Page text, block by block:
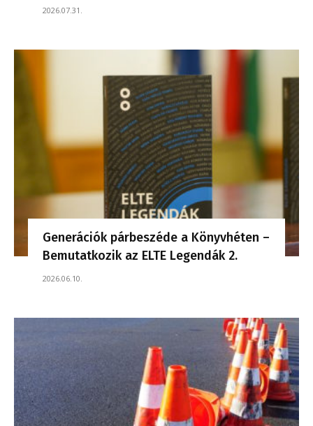
2026.07.31.
Generációk párbeszéde a Könyvhéten –
Bemutatkozik az ELTE Legendák 2.
2026.06.10.